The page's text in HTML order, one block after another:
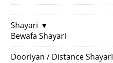
Shayari ▼
Bewafa Shayari
Dooriyan / Distance Shayari